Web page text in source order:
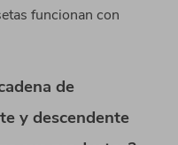
funcionan con
de
y descendente